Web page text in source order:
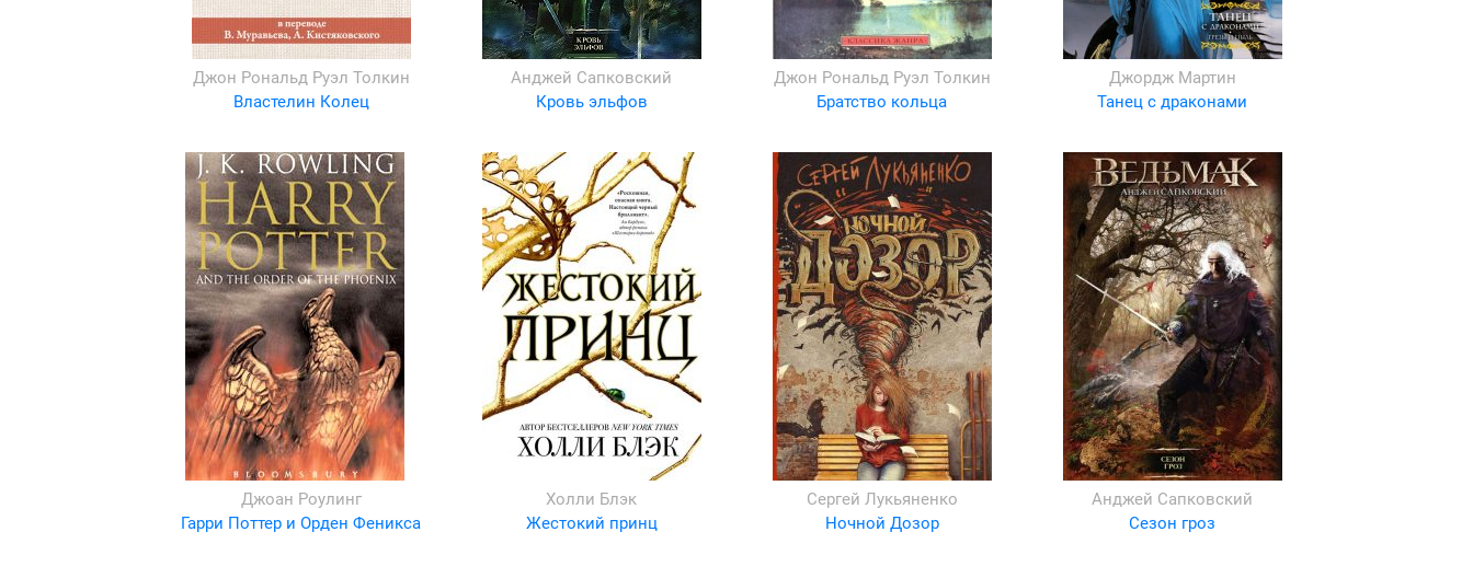
Джон Рональд Руэл Толкин
Властелин Колец
Анджей Сапковский
Кровь эльфов
Джон Рональд Руэл Толкин
Братство кольца
Джордж Мартин
Танец с драконами
Джоан Роулинг
Гарри Поттер и Орден Феникса
Холли Блэк
Жестокий принц
Сергей Лукьяненко
Ночной Дозор
Анджей Сапковский
Сезон гроз